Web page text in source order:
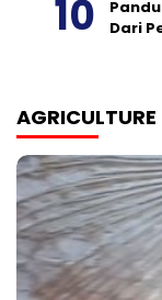
Dari
AGRICULTURE